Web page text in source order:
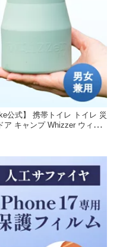
公式】 携帯トイレ トイレ 災
ア キャンプ Whizzer ウィザ
サイズ 500ml 便利グッズ 旅
マクアケ